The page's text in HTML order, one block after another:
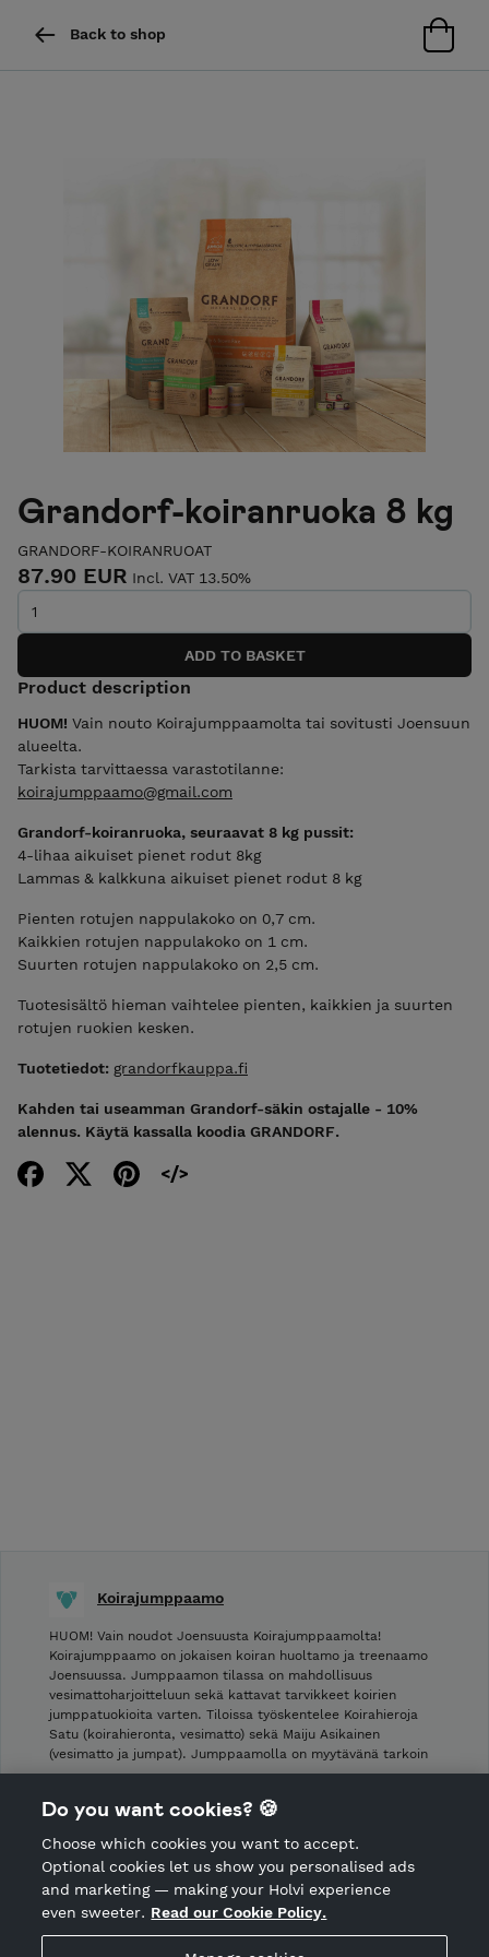
Back to shop
Grandorf-koiranruoka 8 kg
GRANDORF-KOIRANRUOAT
87.90 EUR Incl. VAT 13.50%
Product description
HUOM! Vain nouto Koirajumppaamolta tai sovitusti Joensuun
alueelta.
Tarkista tarvittaessa varastotilanne:
koirajumppaamo@gmail.com
Grandorf-koiranruoka, seuraavat 8 kg pussit:
4-lihaa aikuiset pienet rodut 8kg
Lammas & kalkkuna aikuiset pienet rodut 8 kg
Pienten rotujen nappulakoko on 0,7 cm.
Kaikkien rotujen nappulakoko on 1 cm.
Suurten rotujen nappulakoko on 2,5 cm.
Tuotesisältö hieman vaihtelee pienten, kaikkien ja suurten
rotujen ruokien kesken.
Tuotetiedot: grandorfkauppa.fi
Kahden tai useamman Grandorf-säkin ostajalle - 10%
alennus. Käytä kassalla koodia GRANDORF.
Hosted by Holvi
Koirajumppaamo
HUOM! Vain noudot Joensuusta Koirajumppaamolta!
Koirajumppaamo on jokaisen koiran huoltamo ja treenaamo
Joensuussa. Jumppaamon tilassa on mahdollisuus
vesimattoharjoitteluun sekä kattavat tarvikkeet koirien
jumppatuokioita varten. Tiloissa työskentelee Koirahieroja
Satu (koirahieronta, vesimatto) sekä Maiju Asikainen
(vesimatto ja jumpat). Jumppaamolla on myytävänä tarkoin
…
Shop Terms and Conditions
CANCEL ORDER
Do you want cookies? 🍪
Choose which cookies you want to accept.
Optional cookies let us show you personalised ads
and marketing — making your Holvi experience
even sweeter. Read our Cookie Policy.